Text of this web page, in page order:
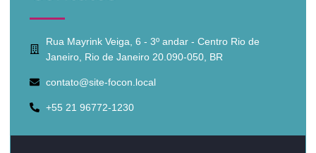
Rua Mayrink Veiga, 6 - 3º andar - Centro Rio de
Janeiro, Rio de Janeiro 20.090-050, BR
contato@site-focon.local
+55 21 96772-1230